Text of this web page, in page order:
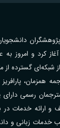
فرهیختگان
و امروز به
گسترده
همزمان،
رسمی دارای
خدمات زبانی و